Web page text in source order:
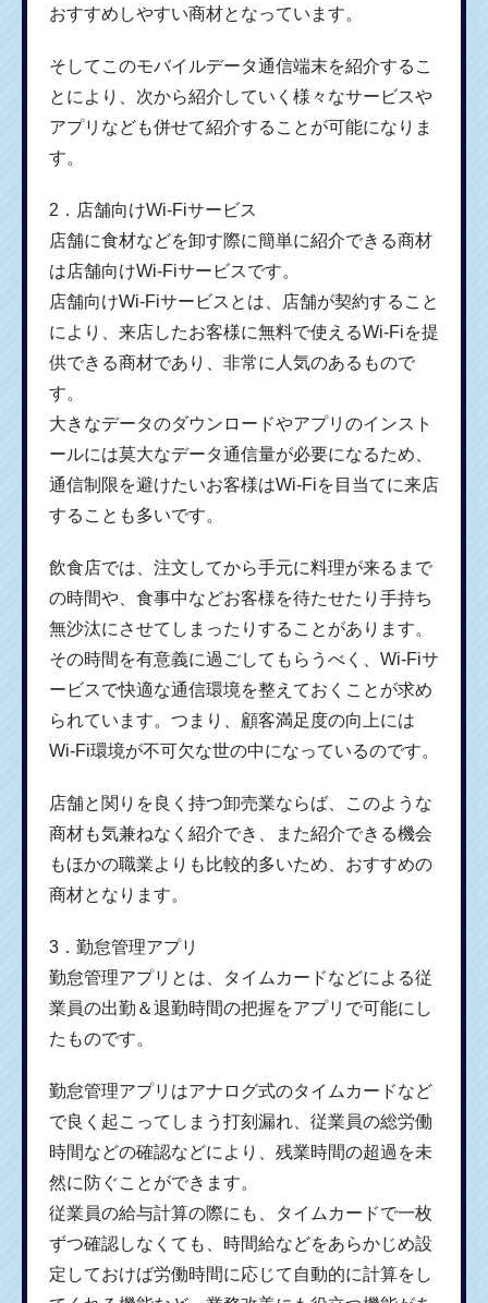
おすすめしやすい商材となっています。
そしてこのモバイルデータ通信端末を紹介するこ
とにより、次から紹介していく様々なサービスや
アプリなども併せて紹介することが可能になりま
す。
2．店舗向けWi-Fiサービス
店舗に食材などを卸す際に簡単に紹介できる商材
は店舗向けWi-Fiサービスです。
店舗向けWi-Fiサービスとは、店舗が契約すること
により、来店したお客様に無料で使えるWi-Fiを提
供できる商材であり、非常に人気のあるもので
す。
大きなデータのダウンロードやアプリのインスト
ールには莫大なデータ通信量が必要になるため、
通信制限を避けたいお客様はWi-Fiを目当てに来店
することも多いです。
飲食店では、注文してから手元に料理が来るまで
の時間や、食事中などお客様を待たせたり手持ち
無沙汰にさせてしまったりすることがあります。
その時間を有意義に過ごしてもらうべく、Wi-Fiサ
ービスで快適な通信環境を整えておくことが求め
られています。つまり、顧客満足度の向上には
Wi-Fi環境が不可欠な世の中になっているのです。
店舗と関りを良く持つ卸売業ならば、このような
商材も気兼ねなく紹介でき、また紹介できる機会
もほかの職業よりも比較的多いため、おすすめの
商材となります。
3．勤怠管理アプリ
勤怠管理アプリとは、タイムカードなどによる従
業員の出勤＆退勤時間の把握をアプリで可能にし
たものです。
勤怠管理アプリはアナログ式のタイムカードなど
で良く起こってしまう打刻漏れ、従業員の総労働
時間などの確認などにより、残業時間の超過を未
然に防ぐことができます。
従業員の給与計算の際にも、タイムカードで一枚
ずつ確認しなくても、時間給などをあらかじめ設
定しておけば労働時間に応じて自動的に計算をし